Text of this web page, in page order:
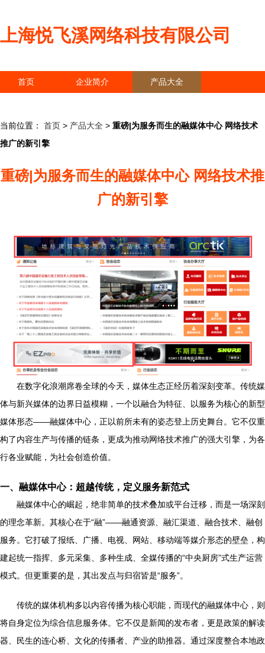
上海悦飞溪网络科技有限公司
首页 企业简介 产品大全
当前位置： 首页 > 产品大全 > 重磅|为服务而生的融媒体中心 网络技术
推广的新引擎
重磅|为服务而生的融媒体中心 网络技术推
广的新引擎
在数字化浪潮席卷全球的今天，媒体生态正经历着深刻变革。传统媒
体与新兴媒体的边界日益模糊，一个以融合为特征、以服务为核心的新型
媒体形态——融媒体中心，正以前所未有的姿态登上历史舞台。它不仅重
构了内容生产与传播的链条，更成为推动网络技术推广的强大引擎，为各
行各业赋能，为社会创造价值。
一、融媒体中心：超越传统，定义服务新范式
融媒体中心的崛起，绝非简单的技术叠加或平台迁移，而是一场深刻
的理念革新。其核心在于“融”——融通资源、融汇渠道、融合技术、融创
服务。它打破了报纸、广播、电视、网站、移动端等媒介形态的壁垒，构
建起统一指挥、多元采集、多种生成、全媒传播的“中央厨房”式生产运营
模式。但更重要的是，其出发点与归宿皆是“服务”。
传统的媒体机构多以内容传播为核心职能，而现代的融媒体中心，则
将自身定位为综合信息服务体。它不仅是新闻的发布者，更是政策的解读
器、民生的连心桥、文化的传播者、产业的助推器。通过深度整合本地政